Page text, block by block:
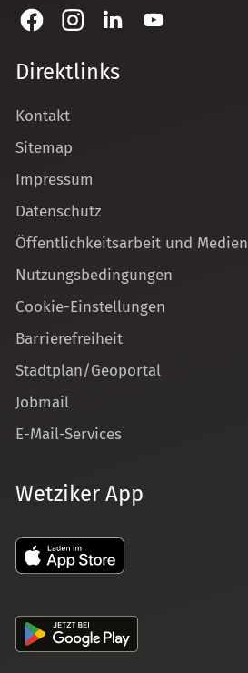
Direktlinks
Kontakt
Sitemap
Impressum
Datenschutz
Öffentlichkeitsarbeit und Medien
Nutzungsbedingungen
Cookie-Einstellungen
Barrierefreiheit
Stadtplan/Geoportal
Jobmail
E-Mail-Services
Wetziker App